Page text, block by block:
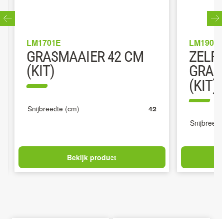
LM1701E
GRASMAAIER 42 CM
(KIT)
Snijbreedte (cm) 42
Bekijk product
(KIT)